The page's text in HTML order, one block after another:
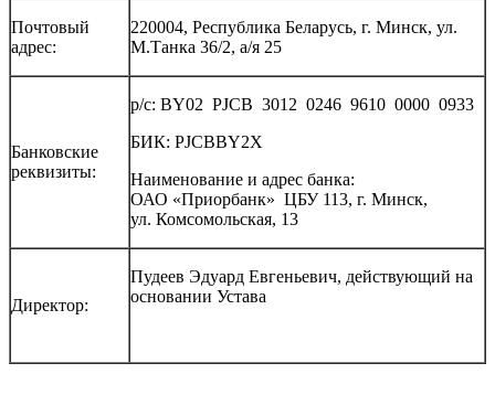
Почтовый
адрес:
220004, Республика Беларусь, г. Минск, ул.
М.Танка 36/2, а/я 25
Банковские
реквизиты:
р/с: BY02 PJCB 3012 0246 9610 0000 0933
БИК: PJCBBY2X
Наименование и адрес банка:
ОАО «Приорбанк» ЦБУ 113, г. Минск,
ул. Комсомольская, 13
Директор:
Пудеев Эдуард Евгеньевич, действующий на
основании Устава